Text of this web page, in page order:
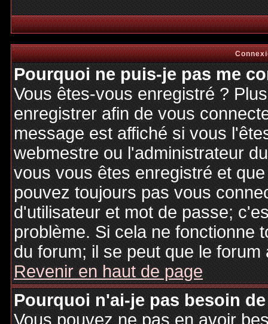
Pourquoi ne puis-je pas me
Vous êtes-vous enregistré ?
enregistrer afin de vous
message est affiché si vous
webmestre ou l'administrateur
vous vous êtes enregistré et
pouvez toujours pas vous
d'utilisateur et mot de passe;
problème. Si cela ne fonctionne
du forum; il se peut que le
Revenir en haut de page
Pourquoi n'ai-je pas besoin
Vous pouvez ne pas en avoir